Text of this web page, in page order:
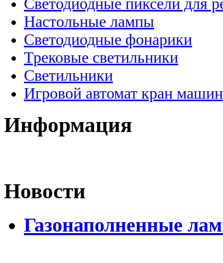
Светодиодные пиксели для
Настольные лампы
Светодиодные фонарики
Трековые светильники
Светильники
Игровой автомат кран
Информация
Новости
Газонаполненные